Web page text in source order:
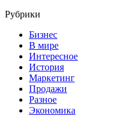
Рубрики
Бизнес
В мире
Интересное
История
Маркетинг
Продажи
Разное
Экономика